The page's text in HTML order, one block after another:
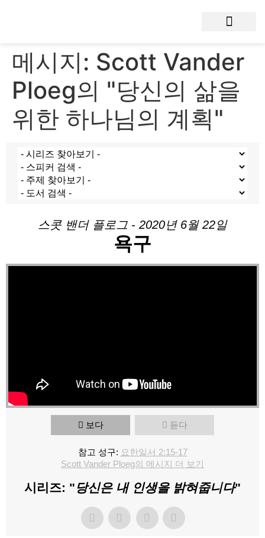
메시지: Scott Vander
Ploeg의 "당신의 삶을
위한 하나님의 계획"
스콧 밴더 플로그 - 2020년 6월 22일
욕구
보다 듣다
참고 성구: 요한일서 2:15-17
Scott Vander Ploeg의 메시지 더 보기
시리즈: " 당신은 내 인생을 밝혀줍니다"